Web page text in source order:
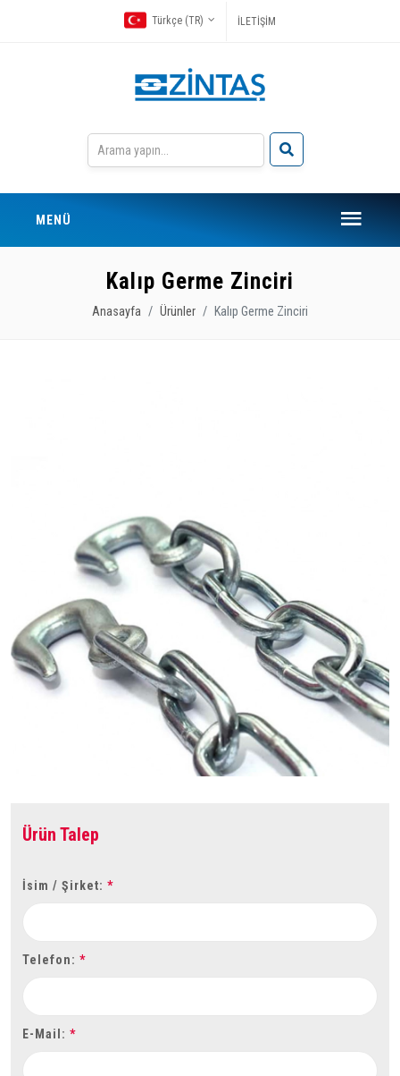
Türkçe (TR) İLETİŞİM
MENÜ
Kalıp Germe Zinciri
Anasayfa Ürünler Kalıp Germe Zinciri
Ürün Talep
İsim / Şirket: *
Telefon: *
E-Mail: *